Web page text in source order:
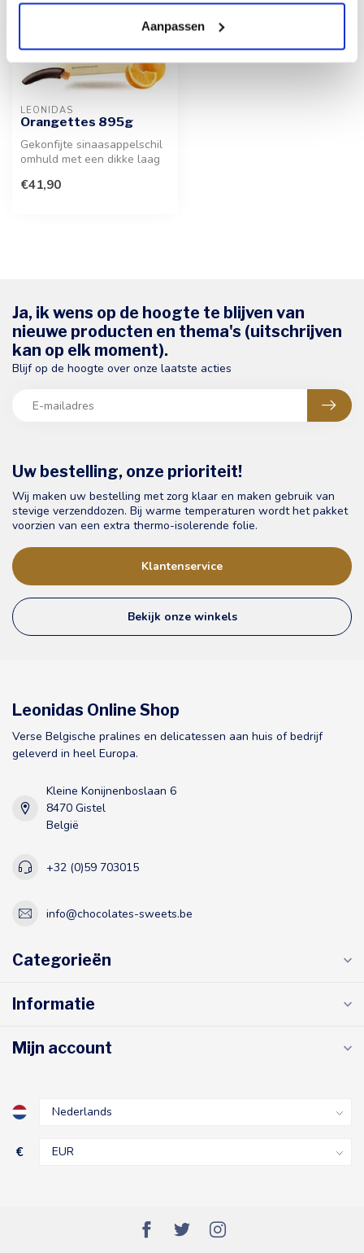
Aanpassen
LEONIDAS
Orangettes 895g
Gekonfijte sinaasappelschil
omhuld met een dikke laag
€41,90
Uw bestelling, onze prioriteit!
Wij maken uw bestelling met zorg klaar en maken gebruik van
stevige verzenddozen. Bij warme temperaturen wordt het pakket
voorzien van een extra thermo-isolerende folie.
Klantenservice
Bekijk onze winkels
Ja, ik wens op de hoogte te blijven van
nieuwe producten en thema's (uitschrijven
kan op elk moment).
Blijf op de hoogte over onze laatste acties
Leonidas Online Shop
Verse Belgische pralines en delicatessen aan huis of bedrijf
geleverd in heel Europa.
Kleine Konijnenboslaan 6
8470 Gistel
België
+32 (0)59 703015
info@chocolates-sweets.be
Categorieën
Informatie
Mijn account
€